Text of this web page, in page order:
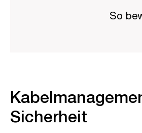
So
Sicherheit